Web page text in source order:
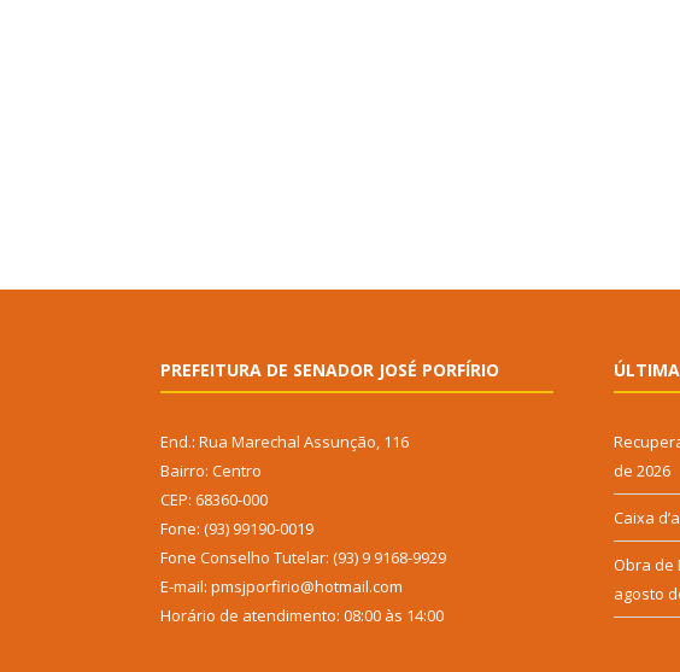
PREFEITURA DE SENADOR JOSÉ PORFÍRIO
End.: Rua Marechal Assunção, 116
Bairro: Centro
CEP: 68360-000
Fone: (93) 99190-0019
Fone Conselho Tutelar: (93) 9 9168-9929
E-mail: pmsjporfirio@hotmail.com
Horário de atendimento: 08:00 às 14:00
de 2026
Caixa
Obra de
agosto